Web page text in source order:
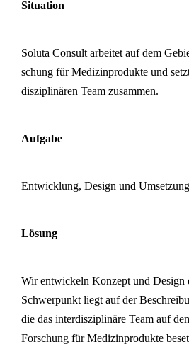
Situa­ti­on
Soluta Consult arbei­tet auf dem
schung für Medi­zin­pro­duk­te und
dis­zi­pli­nä­ren Team zusammen.
Aufgabe
Ent­wick­lung, Design und
Lösung
Wir ent­wi­ckeln Konzept und Design
Schwer­punkt liegt auf der
die das inter­dis­zi­pli­nä­re Team auf
For­schung für Medi­zin­pro­duk­te